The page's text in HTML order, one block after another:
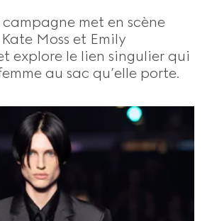
met en scène
Moss et Emily
explore le lien singulier qui
au sac qu’elle porte.